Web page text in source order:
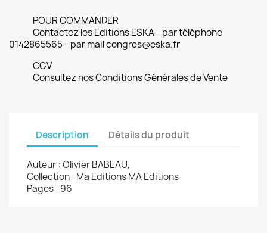
POUR COMMANDER
Contactez les Editions ESKA - par téléphone
0142865565 - par mail congres@eska.fr
CGV
Consultez nos Conditions Générales de Vente
Description Détails du produit
Auteur : Olivier BABEAU,
Collection : Ma Editions MA Editions
Pages : 96